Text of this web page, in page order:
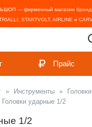
— фирменный магазин
STARTVOLT, AIRLINE и
Прайс
» Инструменты »
Головки ударные 1/2
1/2